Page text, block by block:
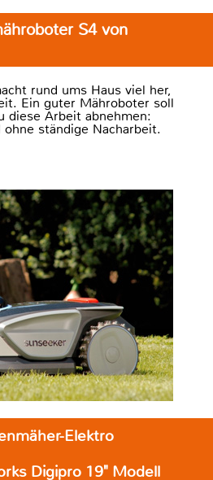
S4 von
rund ums Haus viel her,
Ein guter Mähroboter soll
diese Arbeit abnehmen:
ständige Nacharbeit.
Elektro
Digipro 19" Modell